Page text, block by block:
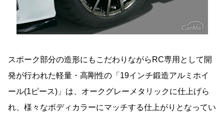
スポーク部分の造形にもこだわりながらRC専用として開
発が行われた軽量・高剛性の「19インチ鍛造アルミホイ
ール(1ピース)」は、オークグレーメタリックに仕上げら
れ、様々なボディカラーにマッチする仕上がりとなってい